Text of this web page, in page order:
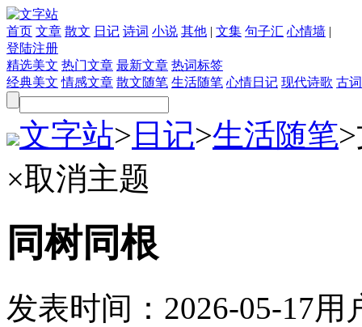
首页 文章 散文 日记 诗词 小说 其他 | 文集 句子汇 心情墙 |
登陆注册
精选美文 热门文章 最新文章 热词标签
经典美文 情感文章 散文随笔 生活随笔 心情日记 现代诗歌 古
文字站> 日记>生活随笔>
×取消主题
同树同根
发表时间： 2026-05-17用